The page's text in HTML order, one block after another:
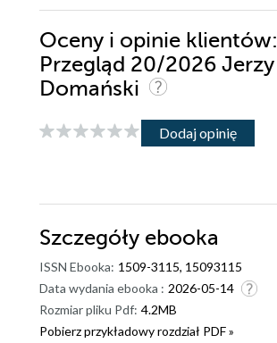
Oceny i opinie klientów:
Przegląd 20/2026 Jerzy
Domański
Dodaj opinię
Szczegóły ebooka
ISSN Ebooka: 1509-3115, 15093115
Data wydania ebooka : 2026-05-14
Rozmiar pliku Pdf: 4.2MB
Pobierz przykładowy rozdział PDF »